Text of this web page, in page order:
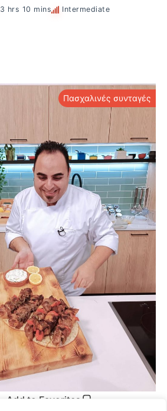
3 hrs 10 mins Intermediate
Add to Favorites
Πασχαλινές συνταγές